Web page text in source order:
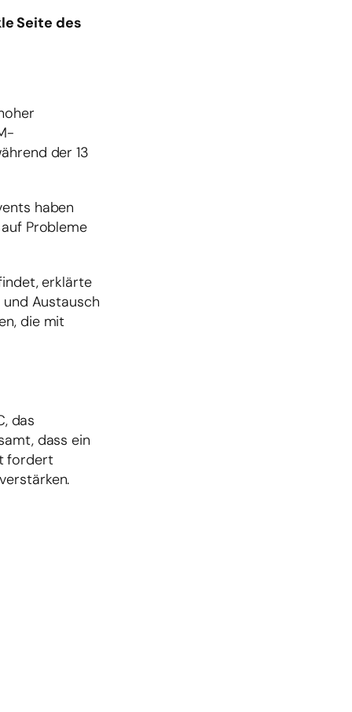
Seite des
der 13
haben
Probleme
erklärte
und Austausch
die mit
das
dass ein
fordert